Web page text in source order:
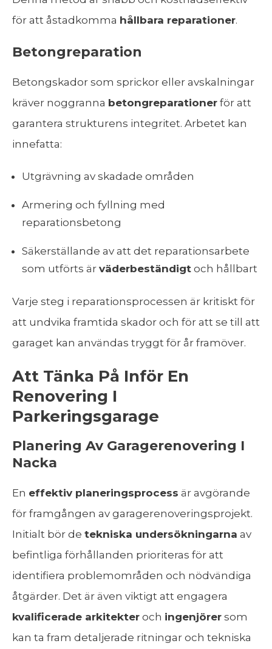
för att åstadkomma hållbara reparationer.
Betongreparation
Betongskador som sprickor eller avskalningar
kräver noggranna betongreparationer för att
garantera strukturens integritet. Arbetet kan
innefatta:
Utgrävning av skadade områden
Armering och fyllning med
reparationsbetong
Säkerställande av att det reparationsarbete
som utförts är väderbeständigtoch hållbart
Varje steg i reparationsprocessen är kritiskt för
att undvika framtida skador och för att se till att
garaget kan användas tryggt för år framöver.
Att Tänka På Inför En
Renovering I
Parkeringsgarage
Planering Av Garagerenovering I
Nacka
En effektiv planeringsprocess är avgörande
för framgången av garagerenoveringsprojekt.
Initialt bör de tekniska undersökningarna av
befintliga förhållanden prioriteras för att
identifiera problemområden och nödvändiga
åtgärder. Det är även viktigt att engagera
kvalificerade arkitekter och ingenjörer som
kan ta fram detaljerade ritningar och tekniska